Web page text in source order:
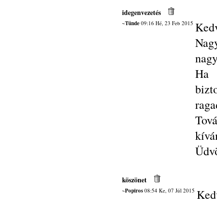
idegenvezetés
~Tünde09:16 Hé, 23 Feb 2015
Ha
köszönet
~Popiros08:54 Ke, 07 Júl 2015